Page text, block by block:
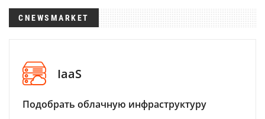
CNEWSMARKET
IaaS
Подобрать облачную инфраструктуру